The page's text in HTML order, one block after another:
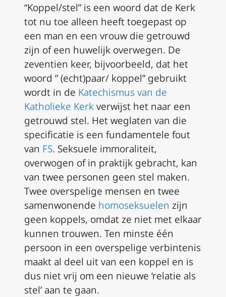
“Koppel/stel” is een woord dat de Kerk
tot nu toe alleen heeft toegepast op
een man en een vrouw die getrouwd
zijn of een huwelijk overwegen. De
zeventien keer, bijvoorbeeld, dat het
woord ” (echt)paar/ koppel” gebruikt
wordt in de Katechismus van de
Katholieke Kerkverwijst het naar een
getrouwd stel. Het weglaten van die
specificatie is een fundamentele fout
van FS. Seksuele immoraliteit,
overwogen of in praktijk gebracht, kan
van twee personen geen stel maken.
Twee overspelige mensen en twee
samenwonende homoseksuelen zijn
geen koppels, omdat ze niet met elkaar
kunnen trouwen. Ten minste één
persoon in een overspelige verbintenis
maakt al deel uit van een koppel en is
dus niet vrij om een nieuwe ‘relatie als
stel’ aan te gaan.